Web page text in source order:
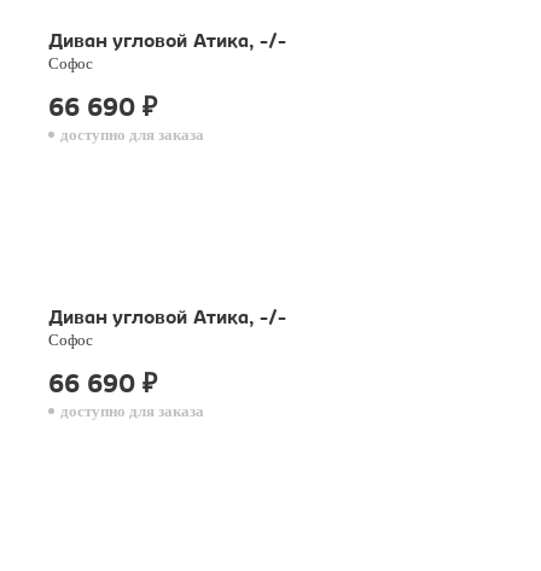
Диван угловой Атика, -/-
Софос
66 690 ₽
доступно для заказа
Диван угловой Атика, -/-
Софос
66 690 ₽
доступно для заказа